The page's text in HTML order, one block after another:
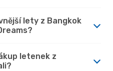
lety z Bangkok
letenek z